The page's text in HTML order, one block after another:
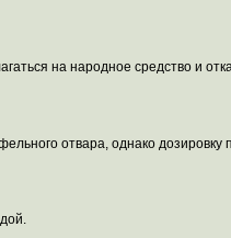
на народное средство и
отвара, однако